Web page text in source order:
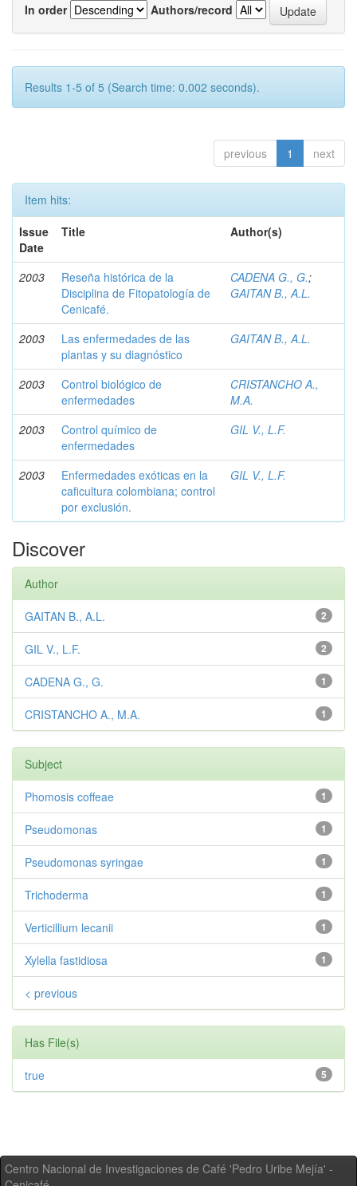
In order
Authors/record
Results 1-5 of 5 (Search time: 0.002 seconds).
previous 1 next
Item hits:
Issue
Date
Title Author(s)
2003
Reseña histórica de la
Disciplina de Fitopatología de
Cenicafé.
CADENA G., G.;
GAITAN B., A.L.
2003
Las enfermedades de las
plantas y su diagnóstico
GAITAN B., A.L.
2003
Control biológico de
enfermedades
CRISTANCHO A.,
M.A.
2003
Control químico de
enfermedades
GIL V., L.F.
2003
Enfermedades exóticas en la
caficultura colombiana; control
por exclusión.
GIL V., L.F.
Discover
Author
2
GAITAN B., A.L.
2
GIL V., L.F.
1
CADENA G., G.
1
CRISTANCHO A., M.A.
Subject
1
Phomosis coffeae
1
Pseudomonas
1
Pseudomonas syringae
1
Trichoderma
1
Verticillium lecanii
1
Xylella fastidiosa
< previous
Has File(s)
5
true
Centro Nacional de Investigaciones de Café 'Pedro Uribe Mejía' -